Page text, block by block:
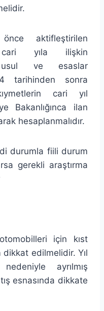
aktifleştirilen
cari yıla ilişkin
usul ve esaslar
tarihinden sonra
cari yıl
Bakanlığınca ilan
hesaplanmalıdır.
durumla fiili durum
gerekli araştırma
için kıst
edilmelidir. Yıl
ayrılmış
esnasında dikkate